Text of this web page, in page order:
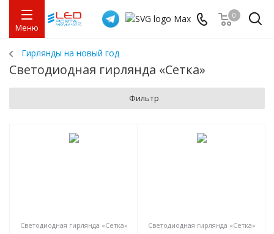
Меню
0
Гирлянды на новый год
Светодиодная гирлянда «Сетка»
Фильтр
Светодиодная гирлянда «Сетка» Светодиодная гирлянда «Сетка»